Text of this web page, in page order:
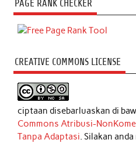
PAGE RANK CHECKER
CREATIVE COMMONS LICENSE
ciptaan disebarluaskan di
Commons Atribusi-
Tanpa Adaptasi. Silakan